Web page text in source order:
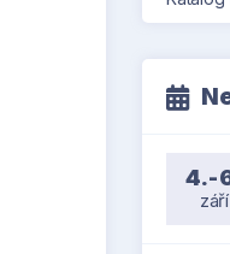
4.-
září